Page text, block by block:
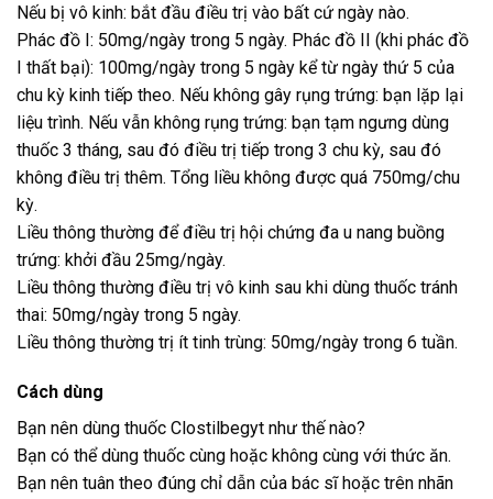
Nếu bị vô kinh: bắt đầu điều trị vào bất cứ ngày nào.
Phác đồ I: 50mg/ngày trong 5 ngày. Phác đồ II (khi phác đồ
I thất bại): 100mg/ngày trong 5 ngày kể từ ngày thứ 5 của
chu kỳ kinh tiếp theo. Nếu không gây rụng trứng: bạn lặp lại
liệu trình. Nếu vẫn không rụng trứng: bạn tạm ngưng dùng
thuốc 3 tháng, sau đó điều trị tiếp trong 3 chu kỳ, sau đó
không điều trị thêm. Tổng liều không được quá 750mg/chu
kỳ.
Liều thông thường để điều trị hội chứng đa u nang buồng
trứng: khởi đầu 25mg/ngày.
Liều thông thường điều trị vô kinh sau khi dùng thuốc tránh
thai: 50mg/ngày trong 5 ngày.
Liều thông thường trị ít tinh trùng: 50mg/ngày trong 6 tuần.
Cách dùng
Bạn nên dùng thuốc Clostilbegyt như thế nào?
Bạn có thể dùng thuốc cùng hoặc không cùng với thức ăn.
Bạn nên tuân theo đúng chỉ dẫn của bác sĩ hoặc trên nhãn